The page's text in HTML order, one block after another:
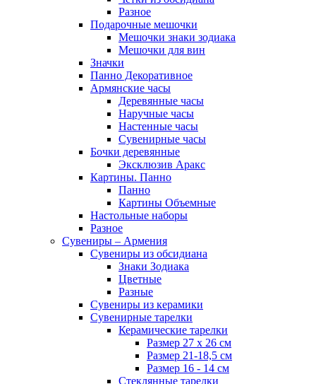
Разное
Подарочные мешочки
Мешочки знаки зодиака
Мешочки для вин
Значки
Панно Декоративное
Армянские часы
Деревянные часы
Наручные часы
Настенные часы
Сувенирные часы
Бочки деревянные
Эксклюзив Аракс
Картины. Панно
Панно
Картины Объемные
Настольные наборы
Разное
Сувениры – Армения
Сувениры из обсидиана
Знаки Зодиака
Цветные
Разные
Сувениры из керамики
Сувенирные тарелки
Керамические тарелки
Размер 27 х 26 см
Размер 21-18,5 см
Размер 16 - 14 см
Стеклянные тарелки